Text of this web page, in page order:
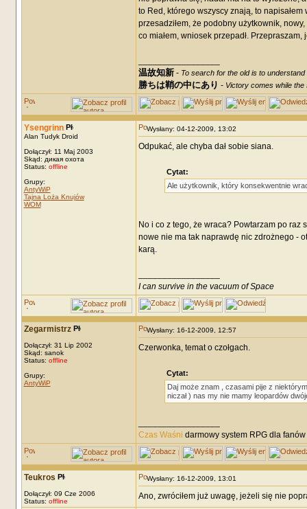
to Red, którego wszyscy znają, to
przesadziłem, że podobny użytkownik,
co miałem, wniosek przepadł. Przepraszam,
温故知新- To search for the old is to understand
勝ちは鞘の中にあり - Victory comes while
Ysengrinn
Alan Tudyk Droid
Dołączył: 11 Maj 2003
Skąd: дикая охота
Status: offline
Grupy:
AntyWiP
Tajna Loża Knujów
WOM
Wysłany: 04-12-2009, 13:02
Odpukać, ale chyba dał sobie siana.
Cytat:
Ale użytkownik, który konsekwentnie
No i co z tego, że wraca? Powtarzam po raz
nowe nie ma tak naprawdę nic zdrożnego -
karą.
I can survive in the vacuum of Space
Zegarmistrz
Dołączył: 31 Lip 2002
Skąd: sanok
Status: offline
Grupy:
AntyWiP
Wysłany: 16-12-2009, 12:57
Czerwonka, temat o czołgach.
Cytat:
Daj może znam , czasami pije z
niczał ) nas my nie mamy leopardów
Czas Waśni darmowy system RPG dla
Teukros
Dołączył: 09 Cze 2006
Status: offline
Wysłany: 16-12-2009, 13:01
Ano, zwróciłem już uwagę, jeżeli się nie